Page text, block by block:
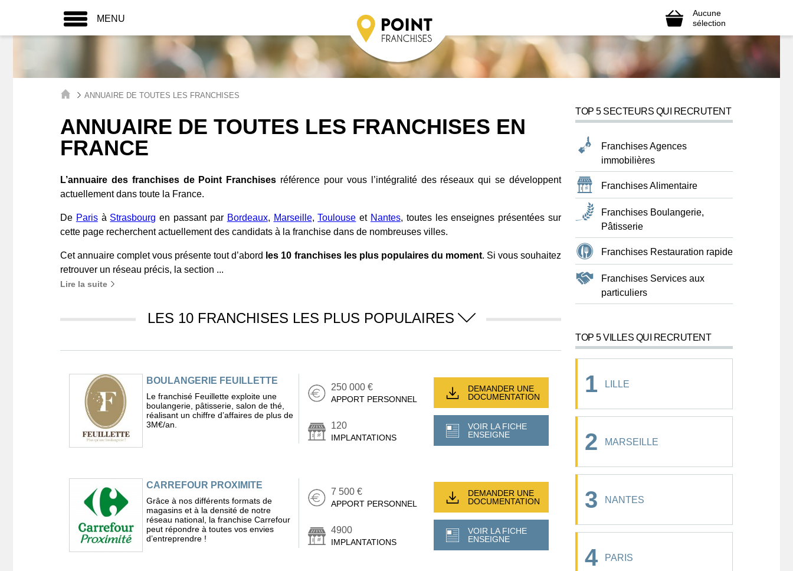
MENU
Aucune
sélection
ANNUAIRE DE TOUTES LES FRANCHISES
ANNUAIRE DE TOUTES LES FRANCHISES EN
FRANCE
L’annuaire des franchises de Point Franchises référence pour vous l’intégralité des réseaux qui se développent
actuellement dans toute la France.
De Parisà Strasbourg en passant par Bordeaux, Marseille,Toulouse et Nantes, toutes les enseignes présentées sur
cette page recherchent actuellement des candidats à la franchise dans de nombreuses villes.
Cet annuaire complet vous présente tout d’abord les 10 franchises les plus populaires du moment. Si vous souhaitez
retrouver un réseau précis, la section ...
Lire la suite
LES 10 FRANCHISES LES PLUS POPULAIRES
BOULANGERIE FEUILLETTE
Le franchisé Feuillette exploite une
boulangerie, pâtisserie, salon de thé,
réalisant un chiffre d’affaires de plus de
3M€/an.
250 000 €
APPORT PERSONNEL
120
IMPLANTATIONS
DEMANDER UNE
DOCUMENTATION
VOIR LA FICHE
ENSEIGNE
CARREFOUR PROXIMITE
Grâce à nos différents formats de
magasins et à la densité de notre
réseau national, la franchise Carrefour
peut répondre à toutes vos envies
d’entreprendre !
7 500 €
APPORT PERSONNEL
4900
IMPLANTATIONS
DEMANDER UNE
DOCUMENTATION
VOIR LA FICHE
ENSEIGNE
TOP 5 SECTEURS QUI RECRUTENT
Franchises Agences
immobilières
Franchises Alimentaire
Franchises Boulangerie,
Pâtisserie
Franchises Restauration rapide
Franchises Services aux
particuliers
TOP 5 VILLES QUI RECRUTENT
1 LILLE
2 MARSEILLE
3 NANTES
4 PARIS